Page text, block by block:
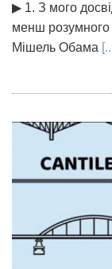
▶ 1. З мого
менш розумного
Мішель Обама